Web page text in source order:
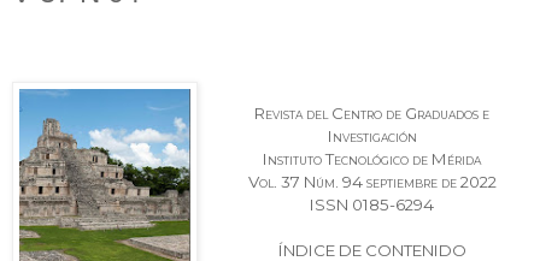
Revista del Centro de Graduados e
Investigación
Instituto Tecnológico de Mérida
Vol. 37 Núm. 94 septiembre de 2022
ISSN 0185-6294
ÍNDICE DE CONTENIDO